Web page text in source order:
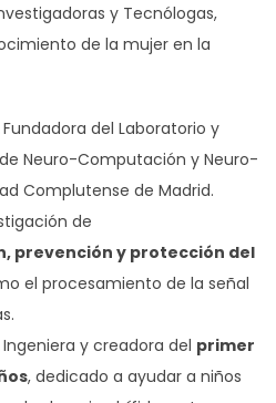
y Tecnólogas,
de la mujer en la
Fundadora del Laboratorio y
Neuro-Computación y Neuro-
Complutense de Madrid.
de
prevención y protección del
el procesamiento de la señal
Ingeniera y creadora del primer
, dedicado a ayudar a niños